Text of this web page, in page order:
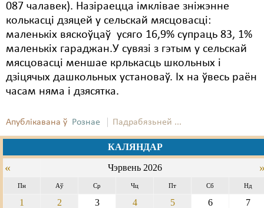
087 чалавек). Назіраецца імклівае зніжэнне
колькасці дзяцей у сельскай мясцовасці:
маленькіх вяскоўцаў усяго 16,9% супраць 83, 1%
маленькіх гараджан.У сувязі з гэтым у сельскай
мясцовасці меншае крлькасць школьных і
дзіцячых дашкольных установаў. Іх на ўвесь раён
часам няма і дзясятка.
Апублікавана ў Рознае Падрабязьней ...
КАЛЯНДАР
« Чэрвень 2026
Пн Аў Ср Чц Пт Сб Нд
1 2 3 4 5 6
7